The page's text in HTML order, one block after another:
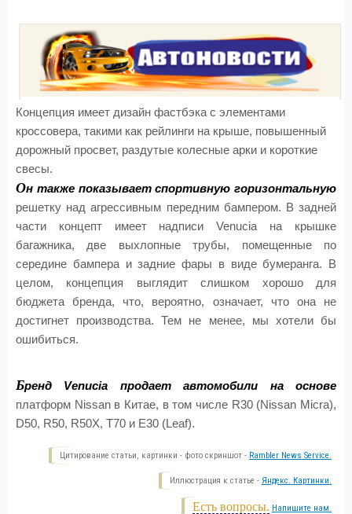
Концепция имеет дизайн фастбэка с элементами
кроссовера, такими как рейлинги на крыше, повышенный
дорожный просвет, раздутые колесные арки и короткие
свесы.
Он также показывает спортивную горизонтальную
решетку над агрессивным передним бампером. В задней
части концепт имеет надписи Venucia на крышке
багажника, две выхлопные трубы, помещенные по
середине бампера и задние фары в виде бумеранга. В
целом, концепция выглядит слишком хорошо для
бюджета бренда, что, вероятно, означает, что она не
достигнет производства. Тем не менее, мы хотели бы
ошибиться.
Бренд Venucia продает автомобили на основе
платформ Nissan в Китае, в том числе R30 (Nissan Micra),
D50, R50, R50X, T70 и E30 (Leaf).
Цитирование статьи, картинки - фото скриншот - Rambler News Service.
Иллюстрация к статье - Яндекс. Картинки.
Есть вопросы. Напишите нам.